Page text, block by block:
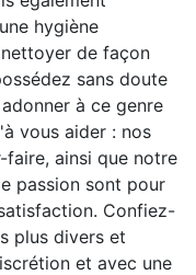
hygiène
de façon
sans doute
à ce genre
vous aider : nos
faire, ainsi que notre
passion sont pour
Confiez-
plus divers et
et avec une